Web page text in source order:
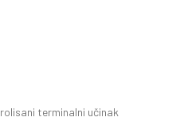
terminalni učinak